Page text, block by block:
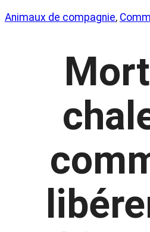
Animaux de compagnie,